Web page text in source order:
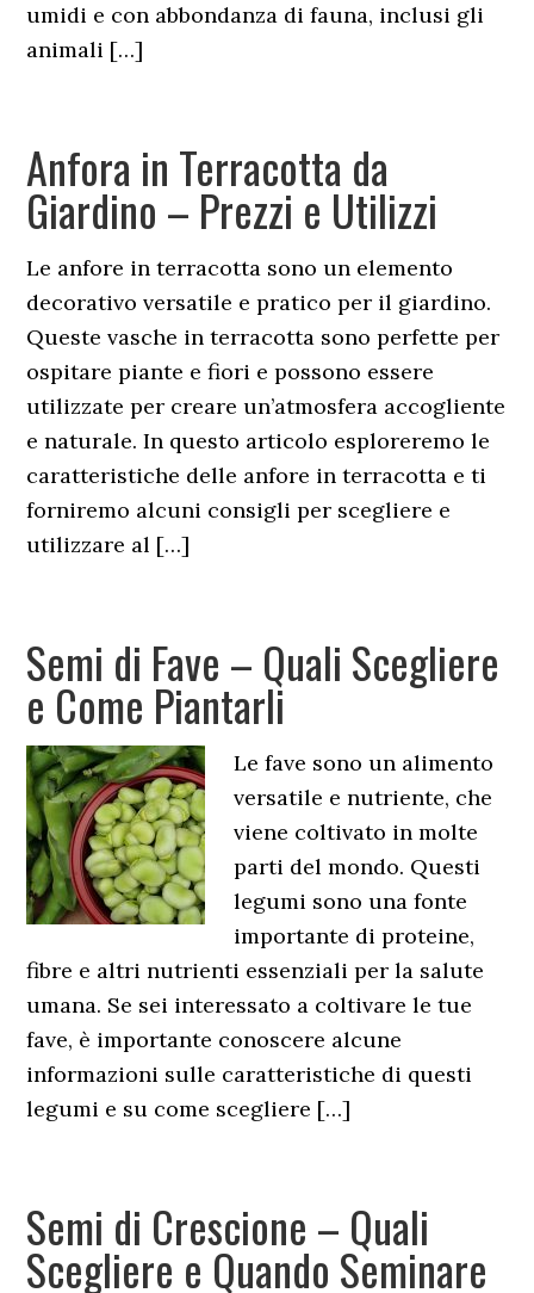
umidi e con abbondanza di fauna, inclusi gli
animali […]
Anfora in Terracotta da
Giardino – Prezzi e Utilizzi
Le anfore in terracotta sono un elemento
decorativo versatile e pratico per il giardino.
Queste vasche in terracotta sono perfette per
ospitare piante e fiori e possono essere
utilizzate per creare un’atmosfera accogliente
e naturale. In questo articolo esploreremo le
caratteristiche delle anfore in terracotta e ti
forniremo alcuni consigli per scegliere e
utilizzare al […]
Semi di Fave – Quali Scegliere
e Come Piantarli
Le fave sono un alimento
versatile e nutriente, che
viene coltivato in molte
parti del mondo. Questi
legumi sono una fonte
importante di proteine,
fibre e altri nutrienti essenziali per la salute
umana. Se sei interessato a coltivare le tue
fave, è importante conoscere alcune
informazioni sulle caratteristiche di questi
legumi e su come scegliere […]
Semi di Crescione – Quali
Scegliere e Quando Seminare